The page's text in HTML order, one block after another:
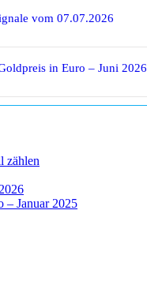
vom 07.07.2026
in Euro – Juni 2026
zählen
– Januar 2025